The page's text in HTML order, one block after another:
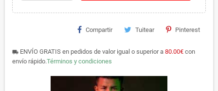
Compartir Tuitear Pinterest
local_shipping ENVÍO GRATIS en pedidos de valor igual o superior a 80.00€ con
envío rápido.Términos y condiciones